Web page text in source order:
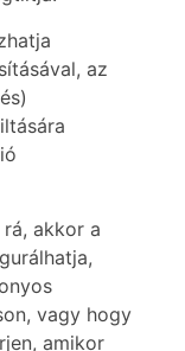
az
akkor a
vagy hogy
amikor